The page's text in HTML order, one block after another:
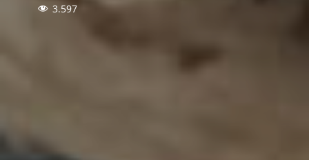
3.597